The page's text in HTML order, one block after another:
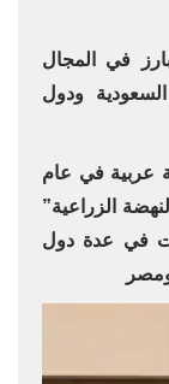
في ‏المجال
ودول
أفضل 100 شخصية عربية ‏في عام
الزراعية”
في عدة دول